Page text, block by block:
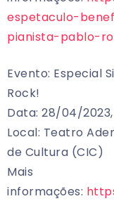
espetaculo-
pianista-pablo-
Evento: Especial
Rock!
Data: 28/04/
Local: Teatro
de Cultura (CIC)
Mais
informações: